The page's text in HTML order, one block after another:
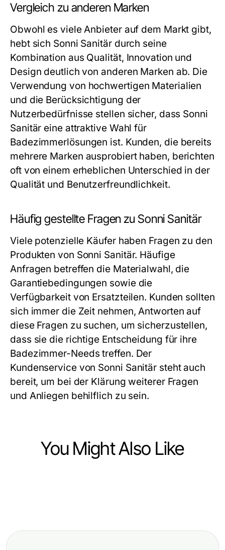
Vergleich zu anderen Marken
Obwohl es viele Anbieter auf dem Markt gibt,
hebt sich Sonni Sanitär durch seine
Kombination aus Qualität, Innovation und
Design deutlich von anderen Marken ab. Die
Verwendung von hochwertigen Materialien
und die Berücksichtigung der
Nutzerbedürfnisse stellen sicher, dass Sonni
Sanitär eine attraktive Wahl für
Badezimmerlösungen ist. Kunden, die bereits
mehrere Marken ausprobiert haben, berichten
oft von einem erheblichen Unterschied in der
Qualität und Benutzerfreundlichkeit.
Häufig gestellte Fragen zu Sonni Sanitär
Viele potenzielle Käufer haben Fragen zu den
Produkten von Sonni Sanitär. Häufige
Anfragen betreffen die Materialwahl, die
Garantiebedingungen sowie die
Verfügbarkeit von Ersatzteilen. Kunden sollten
sich immer die Zeit nehmen, Antworten auf
diese Fragen zu suchen, um sicherzustellen,
dass sie die richtige Entscheidung für ihre
Badezimmer-Needs treffen. Der
Kundenservice von Sonni Sanitär steht auch
bereit, um bei der Klärung weiterer Fragen
und Anliegen behilflich zu sein.
You Might Also Like
di
Elevate Your Experience with